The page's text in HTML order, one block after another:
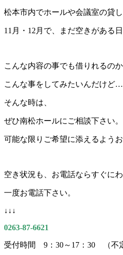
松本市内でホールや会議室の貸
11月・12月で、まだ空きがある
こんな内容の事でも借りれるの
こんな事をしてみたいんだけど…
そんな時は、
ぜひ南松ホールにご相談下さい。
可能な限りご希望に添えるよう
空き状況も、お電話ならすぐにわ
一度お電話下さい。
↓↓↓
0263-87-6621
受付時間 9：30～17：30 （不